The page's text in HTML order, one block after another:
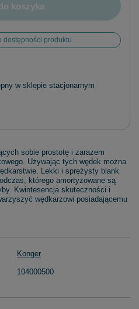
koszyka
dostępności produktu
w sklepie stacjonarnym
sobie prostotę i zarazem
Używając tych wędek można
Lekki i sprężysty blank
którego amortyzowane są
Kwintesencja skuteczności i
wędkarzowi posiadającemu
Konger
104000500